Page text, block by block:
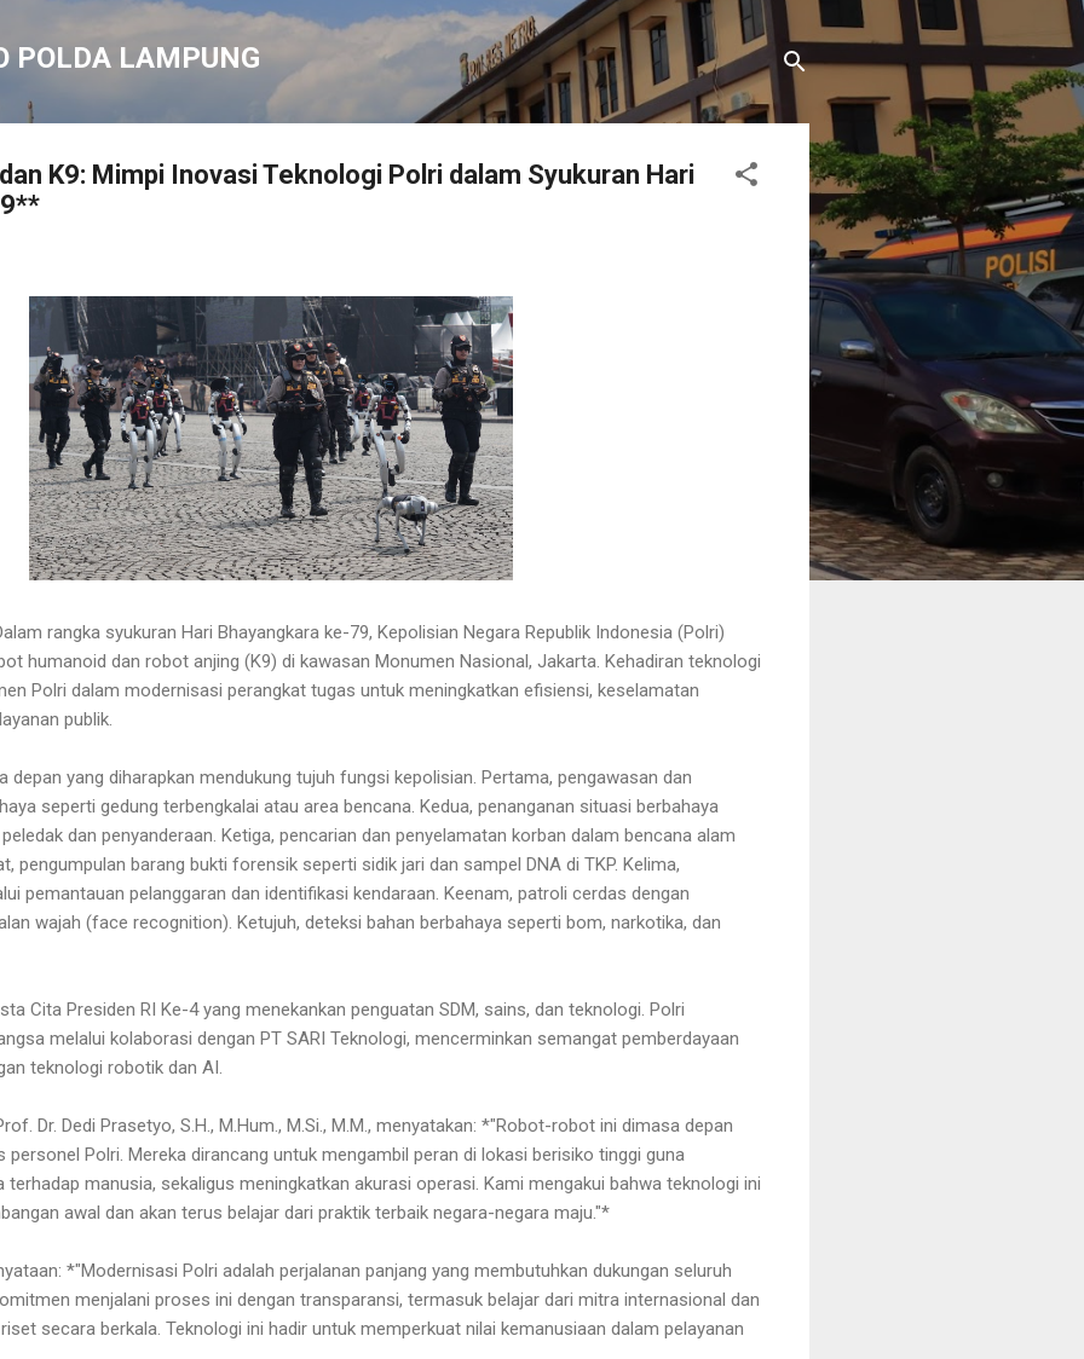
Langsung ke konten utama
POLDA LAMPUNG
K9: Mimpi Inovasi Teknologi Polri dalam Syukuran Hari
rangka syukuran Hari Bhayangkara ke-79, Kepolisian Negara Republik Indonesia (Polri)
humanoid dan robot anjing (K9) di kawasan Monumen Nasional, Jakarta. Kehadiran teknologi
Polri dalam modernisasi perangkat tugas untuk meningkatkan efisiensi, keselamatan
publik.
yang diharapkan mendukung tujuh fungsi kepolisian. Pertama, pengawasan dan
seperti gedung terbengkalai atau area bencana. Kedua, penanganan situasi berbahaya
dan penyanderaan. Ketiga, pencarian dan penyelamatan korban dalam bencana alam
pengumpulan barang bukti forensik seperti sidik jari dan sampel DNA di TKP. Kelima,
pemantauan pelanggaran dan identifikasi kendaraan. Keenam, patroli cerdas dengan
wajah (face recognition). Ketujuh, deteksi bahan berbahaya seperti bom, narkotika, dan
Cita Presiden RI Ke-4 yang menekankan penguatan SDM, sains, dan teknologi. Polri
melalui kolaborasi dengan PT SARI Teknologi, mencerminkan semangat pemberdayaan
teknologi robotik dan AI.
Dr. Dedi Prasetyo, S.H., M.Hum., M.Si., M.M., menyatakan: *"Robot-robot ini dimasa depan
Polri. Mereka dirancang untuk mengambil peran di lokasi berisiko tinggi guna
terhadap manusia, sekaligus meningkatkan akurasi operasi. Kami mengakui bahwa teknologi ini
awal dan akan terus belajar dari praktik terbaik negara-negara maju."*
*"Modernisasi Polri adalah perjalanan panjang yang membutuhkan dukungan seluruh
menjalani proses ini dengan transparansi, termasuk belajar dari mitra internasional dan
secara berkala. Teknologi ini hadir untuk memperkuat nilai kemanusiaan dalam pelayanan